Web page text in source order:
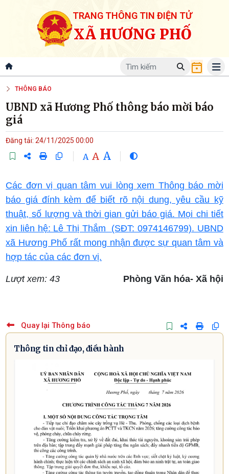
TRANG THÔNG TIN ĐIỆN TỬ
XÃ HƯƠNG PHỐ
THÔNG BÁO
UBND xã Hương Phố thông báo mời báo
giá
Đăng tải: 24/11/2025 00:00
A A A
Các đơn vị quan tâm vui lòng xem Thông báo mời
báo giá đính kèm để biết rõ nội dung, yêu cầu kỹ
thuật, số lượng và thời gian gửi báo giá. Mọi chi tiết
xin liên hệ: Lê Thị Thắm (SĐT: 0974146799). UBND
xã Hương Phố rất mong nhận được sự quan tâm và
hợp tác của các đơn vị.
Lượt xem: 43 Phòng Văn hóa- Xã hội
Quay lại Thông báo
Thông tin chỉ đạo, điều hành